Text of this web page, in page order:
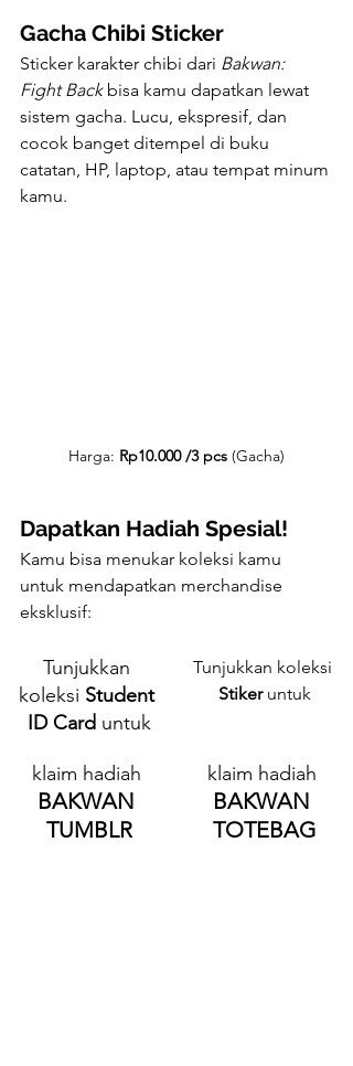
Gacha Chibi Sticker
Sticker karakter chibi dari Bakwan:
Fight Back bisa kamu dapatkan lewat
sistem gacha. Lucu, ekspresif, dan
cocok banget ditempel di buku
catatan, HP, laptop, atau tempat minum
kamu.
Harga: Rp10.000 /3 pcs (Gacha)
Dapatkan Hadiah Spesial!
Kamu bisa menukar koleksi kamu
untuk mendapatkan merchandise
eksklusif:
Tunjukkan
koleksi Student
ID Card untuk
Tunjukkan koleksi
Stiker untuk
klaim hadiah
BAKWAN
TUMBLR
klaim hadiah
BAKWAN
TOTEBAG